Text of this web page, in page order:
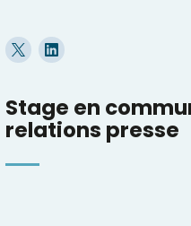
Stage en
relations presse